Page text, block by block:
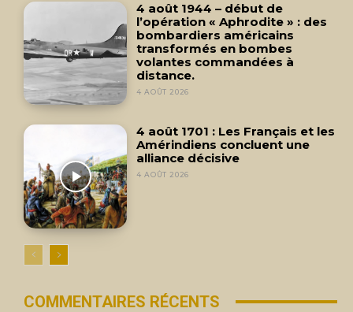
4 août 1944 – début de
l’opération « Aphrodite » : des
bombardiers américains
transformés en bombes
volantes commandées à
distance.
4 AOÛT 2026
4 août 1701 : Les Français et les
Amérindiens concluent une
alliance décisive
4 AOÛT 2026
COMMENTAIRES RÉCENTS